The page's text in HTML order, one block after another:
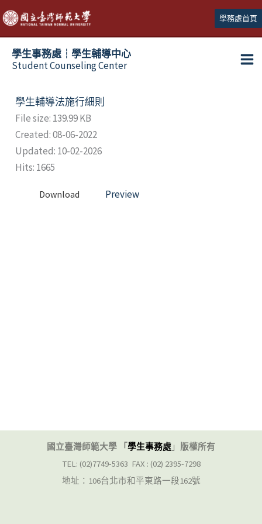
跳
至
主
學務處首頁
學生事務處┆學生輔導中心
Student Counseling Center
學生輔導法施行細則
File size: 139.99 KB
Created: 08-06-2022
Updated: 10-02-2026
Hits: 1665
Download Preview
國立臺灣師範大學 「學生事務處 」 版權所有
TEL: (02)7749-5363 FAX : (02) 2395-7298
地址：106台北市和平東路一段162號